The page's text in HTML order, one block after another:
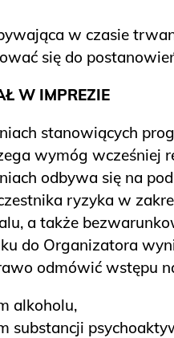
w czasie
się do
W IMPREZIE
stanowiących
wymóg wcześniej
odbywa się na
ryzyka w
a także
do Organizatora
odmówić wstępu
alkoholu,
substancji